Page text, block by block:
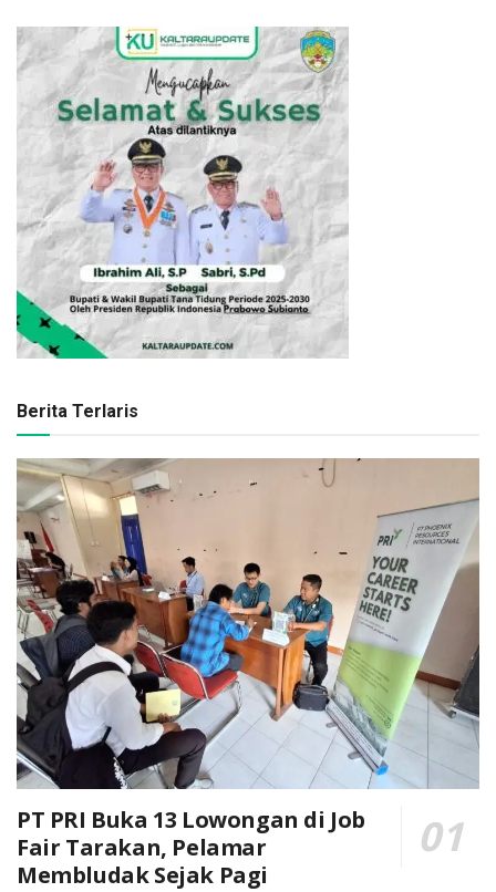
Berita Terlaris
PT PRI Buka 13 Lowongan di Job
Fair Tarakan, Pelamar
Membludak Sejak Pagi